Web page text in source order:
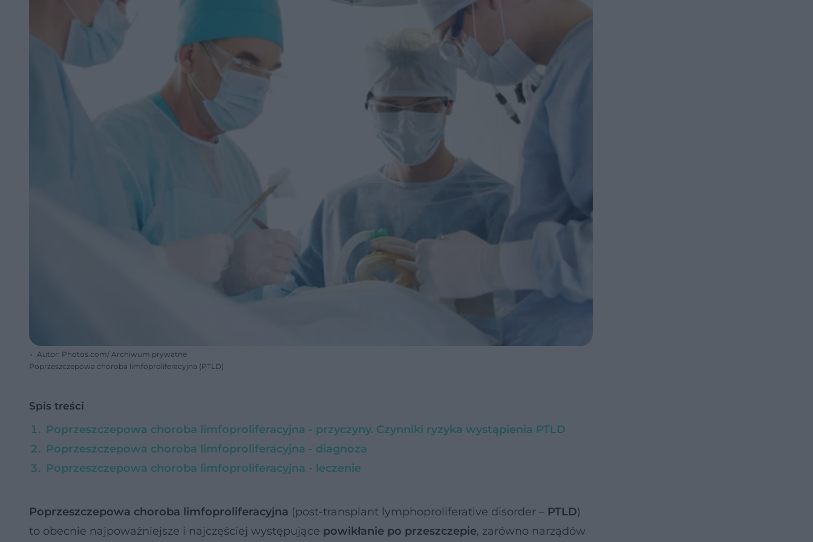
Autor: Photos.com/ Archiwum prywatne
Poprzeszczepowa choroba limfoproliferacyjna (PTLD)
Spis treści
Poprzeszczepowa choroba limfoproliferacyjna - przyczyny. Czynniki ryzyka wystąpienia PTLD
Poprzeszczepowa choroba limfoproliferacyjna - diagnoza
Poprzeszczepowa choroba limfoproliferacyjna - leczenie
Poprzeszczepowa choroba limfoproliferacyjna (post-transplant lymphoproliferative disorder – PTLD)
to obecnie najpoważniejsze i najczęściej występujące powikłanie po przeszczepie, zarówno narządów